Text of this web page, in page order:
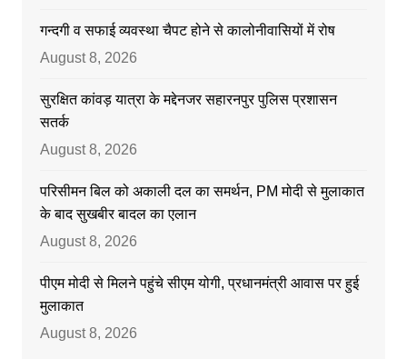
गन्दगी व सफाई व्यवस्था चैपट होने से कालोनीवासियों में रोष
August 8, 2026
सुरक्षित कांवड़ यात्रा के मद्देनजर सहारनपुर पुलिस प्रशासन
सतर्क
August 8, 2026
परिसीमन बिल को अकाली दल का समर्थन, PM मोदी से मुलाकात
के बाद सुखबीर बादल का एलान
August 8, 2026
पीएम मोदी से मिलने पहुंचे सीएम योगी, प्रधानमंत्री आवास पर हुई
मुलाकात
August 8, 2026